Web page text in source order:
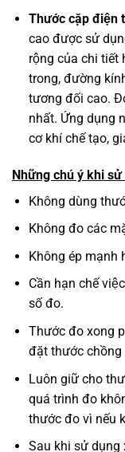
Thước cặp điện
cao được sử
rộng của chi tiết
trong, đường
tương đối cao.
nhất. Ứng dụng
cơ khí chế tạo,
Những chú ý khi
Không dùng
Không đo các
Không ép mạnh
Cần hạn chế
số đo.
Thước đo xong
đặt thước chồng
Luôn giữ cho
quá trình đo
thước đo vì nếu
Sau khi sử dụng